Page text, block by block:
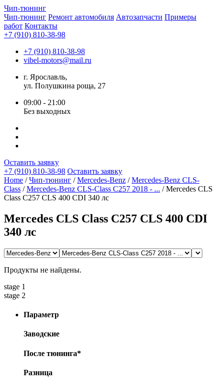
Чип-тюнинг
Чип-тюнинг Ремонт автомобиля Автозапчасти Примеры
работ Контакты
+7 (910) 810-38-98
+7 (910) 810-38-98
vibel-motors@mail.ru
г. Ярославль,
ул. Полушкина роща, 27
09:00 - 21:00
Без выходных
Оставить заявку
+7 (910) 810-38-98 Оставить заявку
Home /Чип-тюнинг /Mercedes-Benz /Mercedes-Benz CLS-
Class /Mercedes-Benz CLS-Class C257 2018 - ... / Mercedes CLS
Class C257 CLS 400 CDI 340 лс
Mercedes CLS Class C257 CLS 400 CDI
340 лс
Продукты не найдены.
stage 1
stage 2
Параметр
Заводские
После тюнинга*
Разница